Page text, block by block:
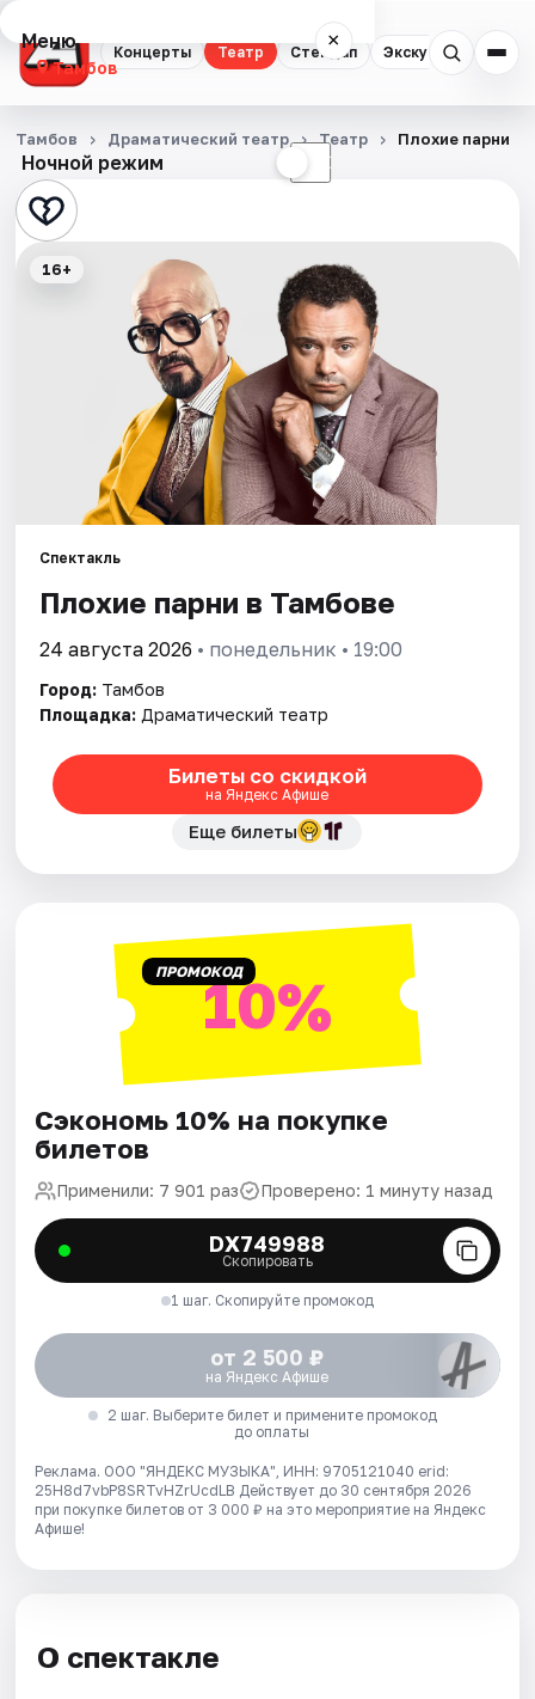
Концерты Театр Стендап Экскурсии
Меню ×
Тамбов
Концерты
Театр
Стендап
Артисты
Рейтинги
Ночной режим ☾
Тамбов Драматический театр Театр Плохие парни
16+
Спектакль
Плохие парни в Тамбове
24 августа 2026 • понедельник • 19:00
Город: Тамбов
Площадка: Драматический театр
Билеты со скидкой
на Яндекс Афише
Еще билеты
ПРОМОКОД10%
Сэкономь 10% на покупке
билетов
Применили: 7 901 раз Проверено: 1 минуту назад
DX749988
Скопировать
1 шаг. Скопируйте промокод
от 2 500 ₽
на Яндекс Афише
2 шаг. Выберите билет и примените промокод
до оплаты
Реклама. ООО "ЯНДЕКС МУЗЫКА", ИНН: 9705121040 erid:
25H8d7vbP8SRTvHZrUcdLB Действует до 30 сентября 2026
при покупке билетов от 3 000 ₽ на это мероприятие на Яндекс
Афише!
О спектакле